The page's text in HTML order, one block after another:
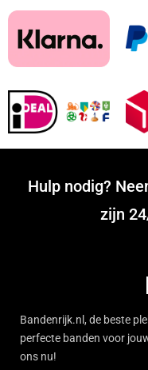
Hulp nodig?
zijn
Bandenrijk.nl, de beste
perfecte banden voor
ons nu!